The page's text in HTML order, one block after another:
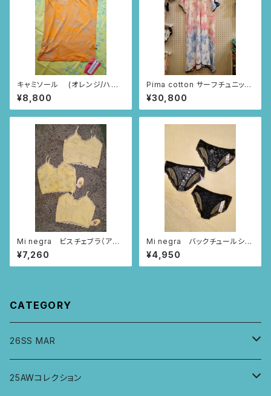
キャミソール (オレンジ/ハー
トニャンドゥティ柄)
¥8,800
Pima cotton サーフチュニッ
ク (アイボリー・ちょうちょとス
プレー柄)
¥30,800
Mi negra ビスチェブラ（アイ
ボリー/ならんだハート柄、ニャ
ンドゥティ柄、インドの小花柄）
¥7,260
Mi negra バックチュールショ
ーツ（ブラック/ならんだハート
柄、ニャンドゥティ柄、インドの小
花柄）
¥4,950
CATEGORY
26SS MAR
トップス
25AWコレクション